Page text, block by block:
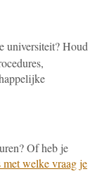
universiteit? Houd
Of heb je
met welke vraag je